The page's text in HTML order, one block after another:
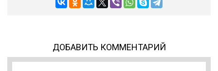
ДОБАВИТЬ КОММЕНТАРИЙ